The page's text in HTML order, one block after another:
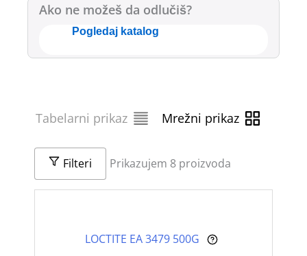
Ako ne možeš da odlučiš?
Pogledaj katalog
Tabelarni prikaz Mrežni prikaz
Filteri Prikazujem 8 proizvoda
LOCTITE EA 3479 500G